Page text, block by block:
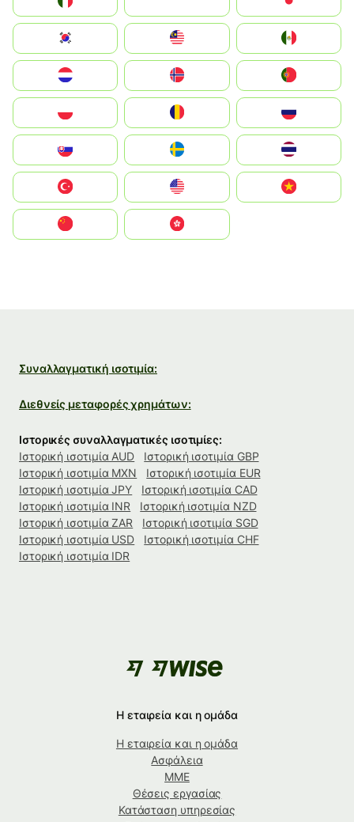
South Korea
United States
中國香港特別行政區
Συναλλαγματική ισοτιμία:
Διεθνείς μεταφορές χρημάτων:
Ιστορικές συναλλαγματικές ισοτιμίες:
Ιστορική ισοτιμία AUD
Ιστορική ισοτιμία GBP
Ιστορική ισοτιμία MXN
Ιστορική ισοτιμία EUR
Ιστορική ισοτιμία JPY
Ιστορική ισοτιμία CAD
Ιστορική ισοτιμία INR
Ιστορική ισοτιμία NZD
Ιστορική ισοτιμία ZAR
Ιστορική ισοτιμία SGD
Ιστορική ισοτιμία USD
Ιστορική ισοτιμία CHF
Ιστορική ισοτιμία IDR
Η εταιρεία και η ομάδα
Η εταιρεία και η ομάδα
Ασφάλεια
ΜΜΕ
Θέσεις εργασίας
Κατάσταση υπηρεσίας